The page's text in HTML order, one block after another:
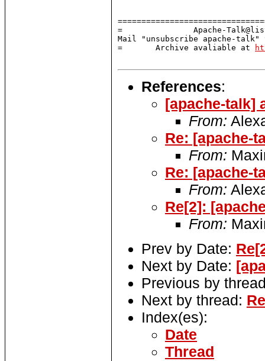
=               Apache-
Mail "unsubscribe apache-
=       Archive avaliable at
References:
[apache-talk]
From:
Re: [apache-
From:
Re: [apache-
From:
Re[2]:
From:
Prev by Date:
Next by Date:
Previous by
Next by thread:
Index(es):
Date
Thread